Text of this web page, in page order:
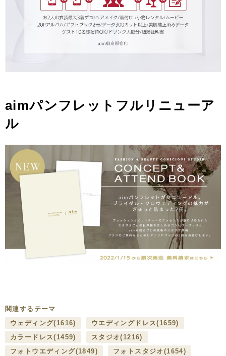
aimパンフレットフルリニューア
ル
関連するテーマ
ウェディング(1616) ウエディングドレス(1659)
カラードレス(1459) スタジオ(1216)
フォトウエディング(1849) フォトスタジオ (1654)